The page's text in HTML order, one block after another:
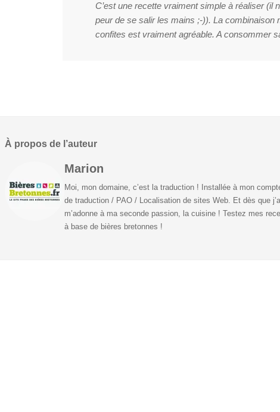
C’est une recette vraiment simple à réaliser (il
peur de se salir les mains ;-)). La combinaison
confites est vraiment agréable. A consommer
À propos de l’auteur
Marion
Moi, mon domaine, c’est la traduction ! Installée à mon
de traduction / PAO / Localisation de sites Web. Et dès que
m’adonne à ma seconde passion, la cuisine ! Testez mes
à base de bières bretonnes !